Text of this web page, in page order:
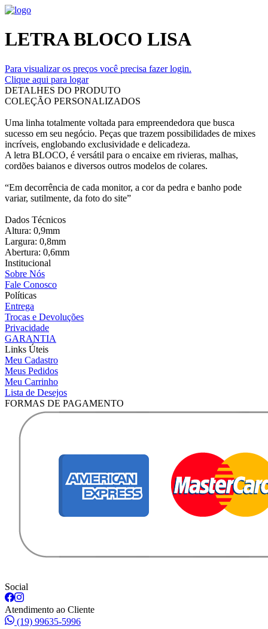
LETRA BLOCO LISA
Para visualizar os preços você precisa fazer login.
Clique aqui para logar
DETALHES DO PRODUTO
COLEÇÃO PERSONALIZADOS
Uma linha totalmente voltada para empreendedora que busca
sucesso em seu negócio. Peças que trazem possibilidades de mixes
incríveis, englobando exclusividade e delicadeza.
A letra BLOCO, é versátil para o encaixe em rivieras, malhas,
cordões baianos e diversos outros modelos de colares.
“Em decorrência de cada monitor, a cor da pedra e banho pode
variar, sutilmente, da foto do site”
Dados Técnicos
Altura: 0,9mm
Largura: 0,8mm
Abertura: 0,6mm
Institucional
Sobre Nós
Fale Conosco
Políticas
Entrega
Trocas e Devoluções
Privacidade
GARANTIA
Links Úteis
Meu Cadastro
Meus Pedidos
Meu Carrinho
Lista de Desejos
FORMAS DE PAGAMENTO
Social
Atendimento ao Cliente
(19) 99635-5996